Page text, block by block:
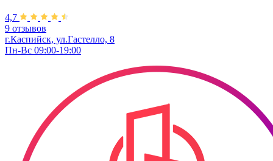
4,7
9 отзывов
г.Каспийск, ул.Гастелло, 8
Пн-Вс 09:00-19:00